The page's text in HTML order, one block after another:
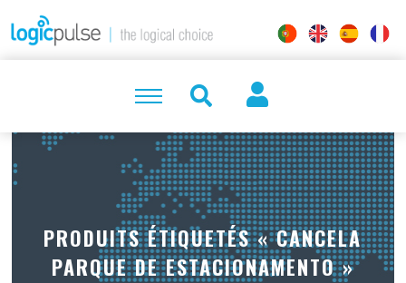
PRODUITS ÉTIQUETÉS « CANCELA
PARQUE DE ESTACIONAMENTO »